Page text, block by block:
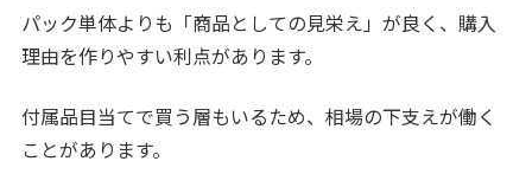
パック単体よりも「商品としての見栄え」が良く、購入
理由を作りやすい利点があります。
付属品目当てで買う層もいるため、相場の下支えが働く
ことがあります。